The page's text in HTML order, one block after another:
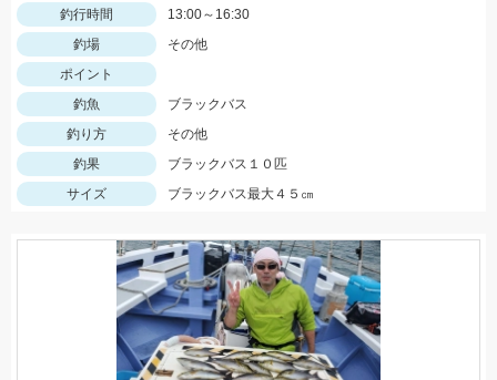
釣行時間
13:00～16:30
釣場
その他
ポイント
釣魚
ブラックバス
釣り方
その他
釣果
ブラックバス１０匹
サイズ
ブラックバス最大４５㎝